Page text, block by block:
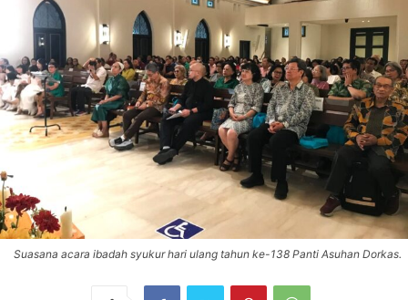
Suasana acara ibadah syukur hari ulang tahun ke-138 Panti Asuhan Dorkas.